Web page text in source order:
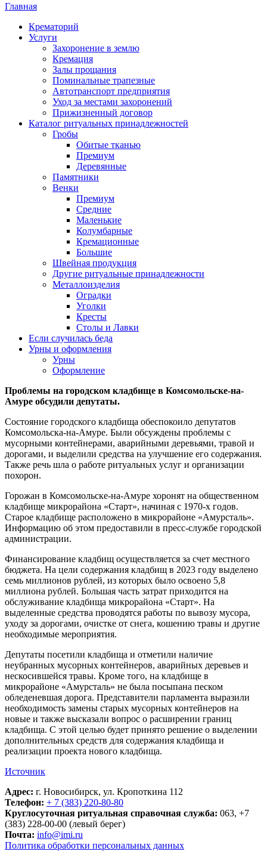
Главная
Крематорий
Услуги
Захоронение в землю
Кремация
Залы прощания
Поминальные трапезные
Автотранспорт предприятия
Уход за местами захоронений
Прижизненный договор
Каталог ритуальных принадлежностей
Гробы
Обитые тканью
Премиум
Деревянные
Памятники
Венки
Премиум
Средние
Маленькие
Колумбарные
Кремационные
Большие
Швейная продукция
Другие ритуальные принадлежности
Металлоизделия
Оградки
Уголки
Кресты
Столы и Лавки
Если случилась беда
Урны и оформления
Урны
Оформление
Проблемы на городском кладбище в Комсомольске-на-
Амуре обсудили депутаты.
Состояние городского кладбища обеспокоило депутатов
Комсомольска-на-Амуре. Были обсуждены проблемы с
мусорными контейнерами, аварийными деревьями, травой и
дорогами, и выделили средства на улучшение его содержания.
Также речь шла о работе ритуальных услуг и организации
похорон.
Горожан в Комсомольске-на-Амуре хоронят на общественном
кладбище микрорайона «Старт», начиная с 1970-х годов.
Старое кладбище расположено в микрорайоне «Амурсталь».
Информацию об этом предоставили в пресс-службе городской
администрации.
Финансирование кладбищ осуществляется за счет местного
бюджета. На цели содержания кладбищ в 2023 году выделено
семь миллионов рублей, из которых было освоено 5,8
миллиона рублей. Большая часть затрат приходится на
обслуживание кладбища микрорайона «Старт». На
выделенные средства проводятся работы по вывозу мусора,
уходу за дорогами, очистке от снега, кошению травы и другие
необходимые мероприятия.
Депутаты посетили кладбища и отметили наличие
неубранных мусорных контейнеров, аварийных деревьев и
нескосившейся травы. Кроме того, на кладбище в
микрорайоне «Амурсталь» не была посыпана песком
обледеневшая дорога. Представители парламента выразили
необходимость замены старых мусорных контейнеров на
новые и также высказали вопрос о расширении границ
кладбища. С этой целью будет принято решение о выделении
дополнительных средств для содержания кладбища и
реализации проекта нового кладбища.
Источник
Адрес: г. Новосибирск, ул. Кропоткина 112
Телефон: + 7 (383) 220-80-80
Круглосуточная ритуальная справочная служба: 063, +7
(383) 228-00-00 (левый берег)
Почта: info@imi.ru
Политика обработки персональных данных